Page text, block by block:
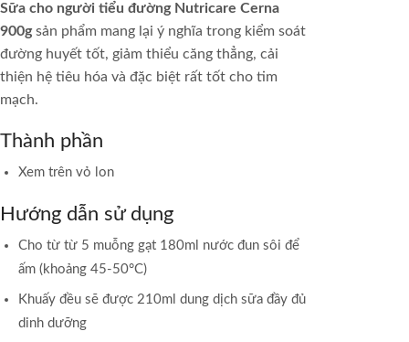
Sữa cho người tiểu đường Nutricare Cerna
900gsản phẩm mang lại ý nghĩa trong kiểm soát
đường huyết tốt, giảm thiểu căng thẳng, cải
thiện hệ tiêu hóa và đặc biệt rất tốt cho tim
mạch.
Thành phần
Xem trên vỏ lon
Hướng dẫn sử dụng
Cho từ từ 5 muỗng gạt 180ml nước đun sôi để
ấm (khoảng 45-50°C)
Khuấy đều sẽ được 210ml dung dịch sữa đầy đủ
dinh dưỡng